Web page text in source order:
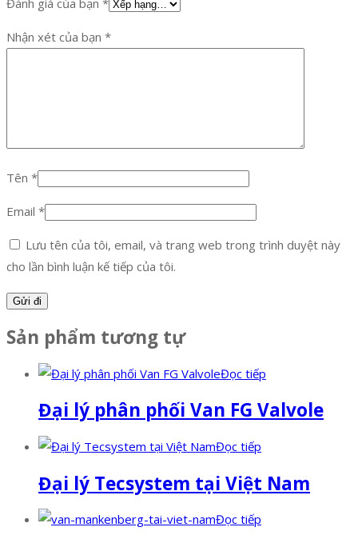
Đánh giá của bạn *
Nhận xét của bạn *
Tên *
Email *
Lưu tên của tôi, email, và trang web trong trình duyệt này
cho lần bình luận kế tiếp của tôi.
Sản phẩm tương tự
Đọc tiếp
Đại lý phân phối Van FG Valvole
Đọc tiếp
Đại lý Tecsystem tại Việt Nam
Đọc tiếp